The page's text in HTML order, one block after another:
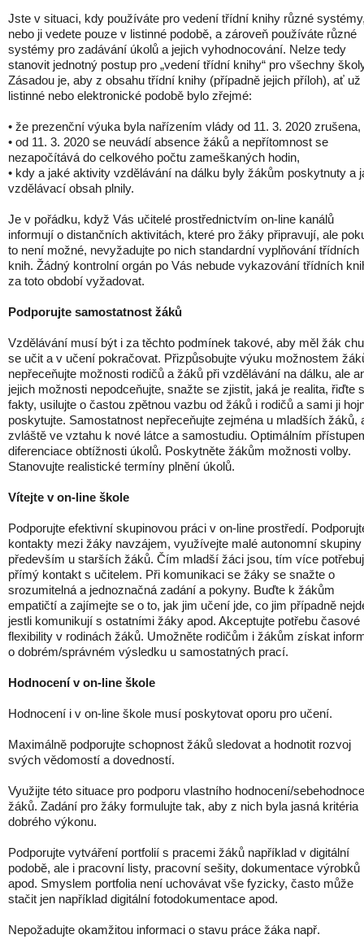
Jste v situaci, kdy používáte pro vedení třídní knihy různé
nebo ji vedete pouze v listinné podobě, a zároveň používáte různé
systémy pro zadávání úkolů a jejich vyhodnocování. Nelze tedy
stanovit jednotný postup pro „vedení třídní knihy“ pro všechny
Zásadou je, aby z obsahu třídní knihy (případně jejich příloh), ať už
listinné nebo elektronické podobě bylo zřejmé:
• že prezenční výuka byla nařízením vlády od 11. 3. 2020 zrušena,
• od 11. 3. 2020 se neuvádí absence žáků a nepřítomnost se
nezapočítává do celkového počtu zameškaných hodin,
• kdy a jaké aktivity vzdělávání na dálku byly žákům poskytnuty a
vzdělávací obsah plnily.
Je v pořádku, když Vás učitelé prostřednictvím on-line kanálů
informují o distančních aktivitách, které pro žáky připravují, ale
to není možné, nevyžadujte po nich standardní vyplňování třídních
knih. Žádný kontrolní orgán po Vás nebude vykazování třídních
za toto období vyžadovat.
Podporujte samostatnost žáků
Vzdělávání musí být i za těchto podmínek takové, aby měl žák
se učit a v učení pokračovat. Přizpůsobujte výuku možnostem
nepřeceňujte možnosti rodičů a žáků při vzdělávání na dálku, ale
jejich možnosti nepodceňujte, snažte se zjistit, jaká je realita, řiďte
fakty, usilujte o častou zpětnou vazbu od žáků i rodičů a sami ji
poskytujte. Samostatnost nepřeceňujte zejména u mladších žáků,
zvláště ve vztahu k nové látce a samostudiu. Optimálním
diferenciace obtížnosti úkolů. Poskytněte žákům možnosti volby.
Stanovujte realistické termíny plnění úkolů.
Vítejte v on-line škole
Podporujte efektivní skupinovou práci v on-line prostředí.
kontakty mezi žáky navzájem, využívejte malé autonomní skupiny
především u starších žáků. Čím mladší žáci jsou, tím více
přímý kontakt s učitelem. Při komunikaci se žáky se snažte o
srozumitelná a jednoznačná zadání a pokyny. Buďte k žákům
empatičtí a zajímejte se o to, jak jim učení jde, co jim případně
jestli komunikují s ostatními žáky apod. Akceptujte potřebu časové
flexibility v rodinách žáků. Umožněte rodičům i žákům získat
o dobrém/správném výsledku u samostatných prací.
Hodnocení v on-line škole
Hodnocení i v on-line škole musí poskytovat oporu pro učení.
Maximálně podporujte schopnost žáků sledovat a hodnotit rozvoj
svých vědomostí a dovedností.
Využijte této situace pro podporu vlastního hodnocení/
žáků. Zadání pro žáky formulujte tak, aby z nich byla jasná kritéria
dobrého výkonu.
Podporujte vytváření portfolií s pracemi žáků například v digitální
podobě, ale i pracovní listy, pracovní sešity, dokumentace výrobků
apod. Smyslem portfolia není uchovávat vše fyzicky, často může
stačit jen například digitální fotodokumentace apod.
Nepožadujte okamžitou informaci o stavu práce žáka např.